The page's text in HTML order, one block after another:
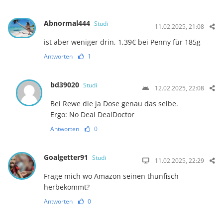
Abnormal444 Studi 11.02.2025, 21:08
ist aber weniger drin, 1,39€ bei Penny für 185g
Antworten 1
bd39020 Studi 12.02.2025, 22:08
Bei Rewe die ja Dose genau das selbe.
Ergo: No Deal DealDoctor
Antworten 0
Goalgetter91 Studi 11.02.2025, 22:29
Frage mich wo Amazon seinen thunfisch
herbekommt?
Antworten 0